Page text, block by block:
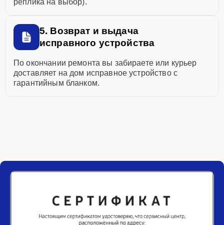
реплика на выбор).
5. Возврат и выдача
исправного устройства
По окончании ремонта вы забираете или курьер
доставляет на дом исправное устройство с
гарантийным бланком.